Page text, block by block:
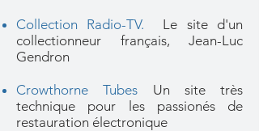
Collection Radio-TV. Le site d'un
collectionneur français, Jean-Luc
Gendron
Crowthorne Tubes Un site très
technique pour les passionés de
restauration électronique